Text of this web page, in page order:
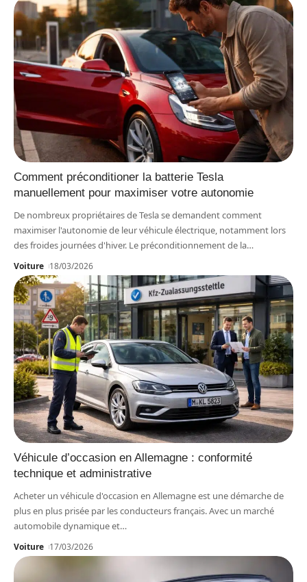
Comment préconditioner la batterie Tesla
manuellement pour maximiser votre autonomie
De nombreux propriétaires de Tesla se demandent comment
maximiser l'autonomie de leur véhicule électrique, notamment lors
des froides journées d'hiver. Le préconditionnement de la…
Voiture 18/03/2026
Véhicule d’occasion en Allemagne : conformité
technique et administrative
Acheter un véhicule d'occasion en Allemagne est une démarche de
plus en plus prisée par les conducteurs français. Avec un marché
automobile dynamique et…
Voiture 17/03/2026